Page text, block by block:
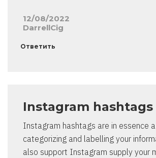
12/08/2022
DarrellCig
Ответить
Instagram
Instagram hashtags are in essence
categorizing and labelling your
also support Instagram supply your